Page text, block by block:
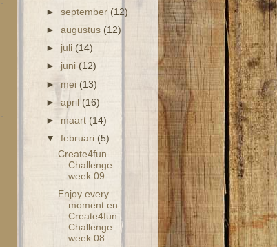
►september (12)
►augustus (12)
► juli(14)
► juni(12)
► mei (13)
►april(16)
► maart (14)
▼februari(5)
Create4fun
Challenge
week 09
Enjoy every
moment en
Create4fun
Challenge
week 08